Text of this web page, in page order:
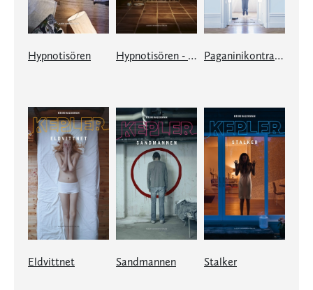
Hypnotisören Hypnotisören - Black edition Paganinikontraktet
Eldvittnet Sandmannen Stalker